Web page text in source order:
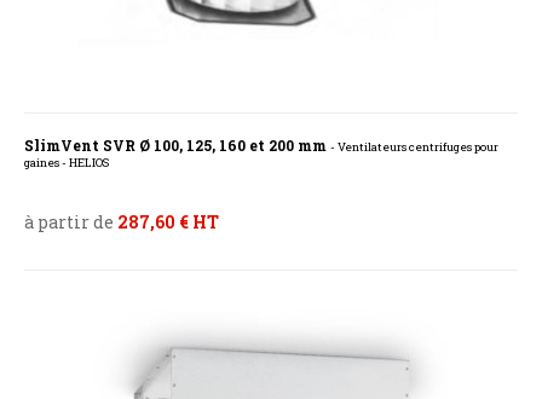
SlimVent SVR Ø 100, 125, 160 et 200 mm - Ventilateurs centrifuges pour
gaines - HELIOS
à partir de 287,60 € HT